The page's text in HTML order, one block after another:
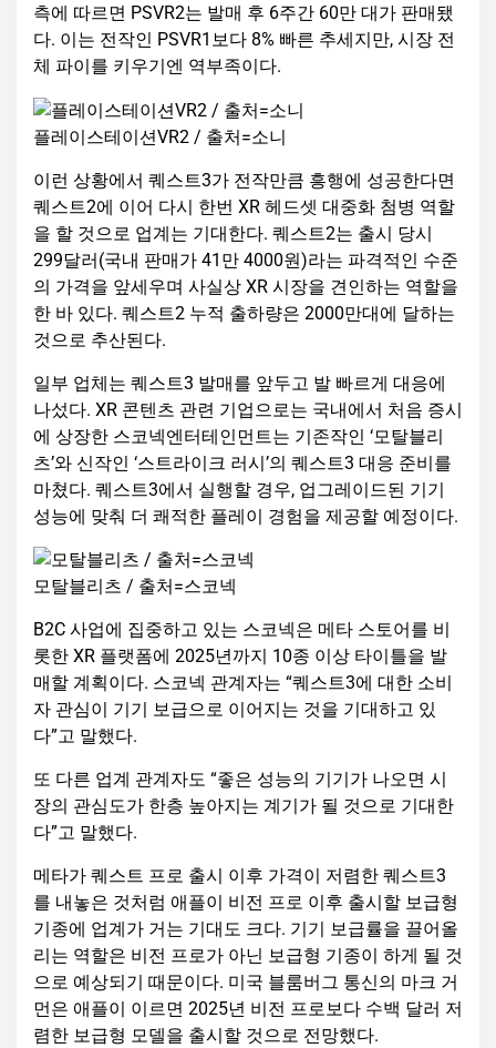
측에 따르면 PSVR2는 발매 후 6주간 60만 대가 판매됐
다. 이는 전작인 PSVR1보다 8% 빠른 추세지만, 시장 전
체 파이를 키우기엔 역부족이다.
플레이스테이션VR2 / 출처=소니
이런 상황에서 퀘스트3가 전작만큼 흥행에 성공한다면
퀘스트2에 이어 다시 한번 XR 헤드셋 대중화 첨병 역할
을 할 것으로 업계는 기대한다. 퀘스트2는 출시 당시
299달러(국내 판매가 41만 4000원)라는 파격적인 수준
의 가격을 앞세우며 사실상 XR 시장을 견인하는 역할을
한 바 있다. 퀘스트2 누적 출하량은 2000만대에 달하는
것으로 추산된다.
일부 업체는 퀘스트3 발매를 앞두고 발 빠르게 대응에
나섰다. XR 콘텐츠 관련 기업으로는 국내에서 처음 증시
에 상장한 스코넥엔터테인먼트는 기존작인 ‘모탈블리
츠’와 신작인 ‘스트라이크 러시’의 퀘스트3 대응 준비를
마쳤다. 퀘스트3에서 실행할 경우, 업그레이드된 기기
성능에 맞춰 더 쾌적한 플레이 경험을 제공할 예정이다.
모탈블리츠 / 출처=스코넥
B2C 사업에 집중하고 있는 스코넥은 메타 스토어를 비
롯한 XR 플랫폼에 2025년까지 10종 이상 타이틀을 발
매할 계획이다. 스코넥 관계자는 “퀘스트3에 대한 소비
자 관심이 기기 보급으로 이어지는 것을 기대하고 있
다”고 말했다.
또 다른 업계 관계자도 “좋은 성능의 기기가 나오면 시
장의 관심도가 한층 높아지는 계기가 될 것으로 기대한
다”고 말했다.
메타가 퀘스트 프로 출시 이후 가격이 저렴한 퀘스트3
를 내놓은 것처럼 애플이 비전 프로 이후 출시할 보급형
기종에 업계가 거는 기대도 크다. 기기 보급률을 끌어올
리는 역할은 비전 프로가 아닌 보급형 기종이 하게 될 것
으로 예상되기 때문이다. 미국 블룸버그 통신의 마크 거
먼은 애플이 이르면 2025년 비전 프로보다 수백 달러 저
렴한 보급형 모델을 출시할 것으로 전망했다.